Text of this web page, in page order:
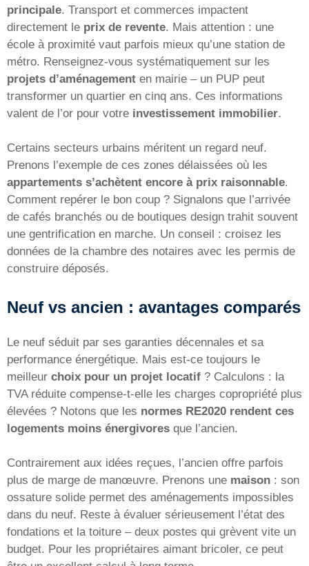
principale. Transport et commerces impactent
directement le prix de revente. Mais attention : une
école à proximité vaut parfois mieux qu’une station de
métro. Renseignez-vous systématiquement sur les
projets d’aménagement en mairie – un PUP peut
transformer un quartier en cinq ans. Ces informations
valent de l’or pour votre investissement immobilier.
Certains secteurs urbains méritent un regard neuf.
Prenons l’exemple de ces zones délaissées où les
appartements s’achètent encore à prix raisonnable.
Comment repérer le bon coup ? Signalons que l’arrivée
de cafés branchés ou de boutiques design trahit souvent
une gentrification en marche. Un conseil : croisez les
données de la chambre des notaires avec les permis de
construire déposés.
Neuf vs ancien : avantages comparés
Le neuf séduit par ses garanties décennales et sa
performance énergétique. Mais est-ce toujours le
meilleur choix pour un projet locatif ? Calculons : la
TVA réduite compense-t-elle les charges copropriété plus
élevées ? Notons que les normes RE2020 rendent ces
logements moins énergivores que l’ancien.
Contrairement aux idées reçues, l’ancien offre parfois
plus de marge de manœuvre. Prenons une maison : son
ossature solide permet des aménagements impossibles
dans du neuf. Reste à évaluer sérieusement l’état des
fondations et la toiture – deux postes qui grèvent vite un
budget. Pour les propriétaires aimant bricoler, ce peut